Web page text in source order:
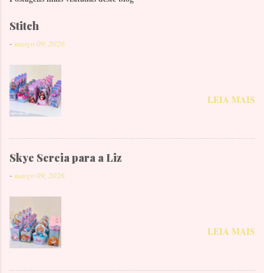
Stitch
- março 09, 2026
LEIA MAIS
Skye Sereia para a Liz
- março 09, 2026
LEIA MAIS